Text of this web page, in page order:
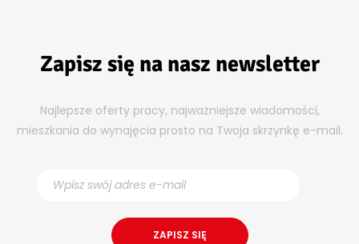
Zapisz się na nasz newsletter
Najlepsze oferty pracy, najważniejsze wiadomości,
mieszkania do wynajęcia prosto na Twoja skrzynkę e-mail.